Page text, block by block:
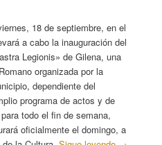
18 de septiembre, en el
a cabo la inauguración del
Legionis» de Gilena, una
organizada por la
dependiente del
programa de actos y de
todo el fin de semana,
oficialmente el domingo, a